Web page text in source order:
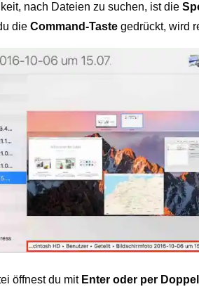
nach Dateien zu suchen, ist die
die Command-Taste gedrückt, wird
öffnest du mit Enter oder per